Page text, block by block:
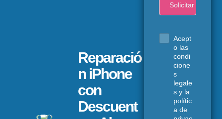
Reparació
n iPhone
con
Descuent
Solicitar Cupón
Acept
o las
condi
cione
s
legale
s y la
polític
a de